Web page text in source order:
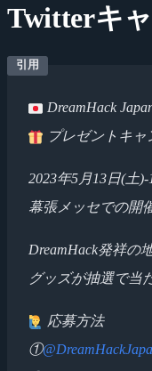
Twitterキ
DreamHack
プレゼントキャ
2023年5月13日(土
幕張メッセでの開
DreamHack発祥の
グッズが抽選で当
応募方法
①